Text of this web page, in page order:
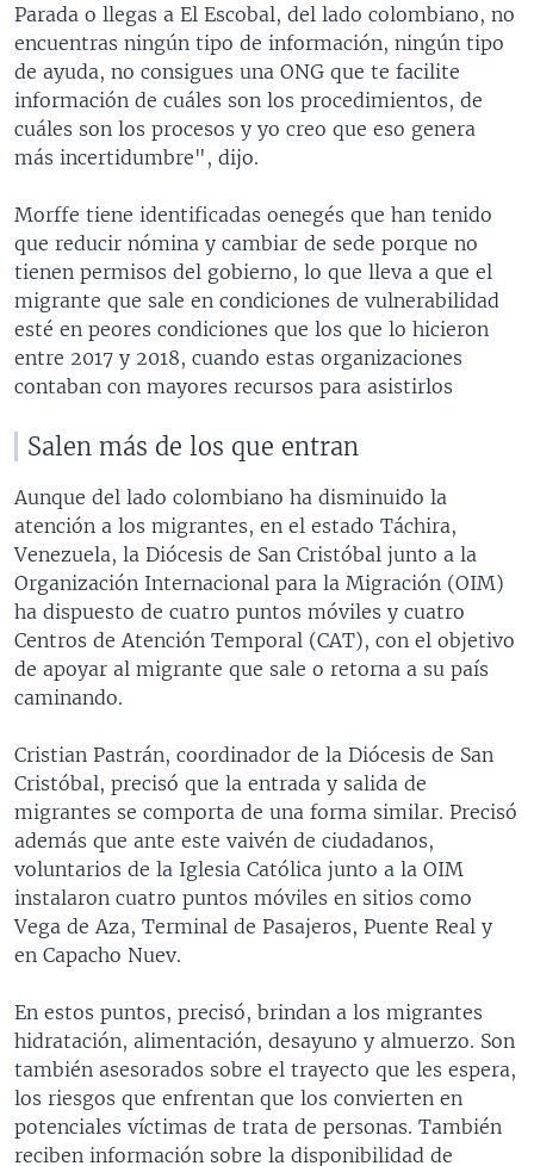
Parada o llegas a El Escobal, del lado colombiano, no
encuentras ningún tipo de información, ningún tipo
de ayuda, no consigues una ONG que te facilite
información de cuáles son los procedimientos, de
cuáles son los procesos y yo creo que eso genera
más incertidumbre", dijo.
Morffe tiene identificadas oenegés que han tenido
que reducir nómina y cambiar de sede porque no
tienen permisos del gobierno, lo que lleva a que el
migrante que sale en condiciones de vulnerabilidad
esté en peores condiciones que los que lo hicieron
entre 2017 y 2018, cuando estas organizaciones
contaban con mayores recursos para asistirlos
Salen más de los que entran
Aunque del lado colombiano ha disminuido la
atención a los migrantes, en el estado Táchira,
Venezuela, la Diócesis de San Cristóbal junto a la
Organización Internacional para la Migración (OIM)
ha dispuesto de cuatro puntos móviles y cuatro
Centros de Atención Temporal (CAT), con el objetivo
de apoyar al migrante que sale o retorna a su país
caminando.
Cristian Pastrán, coordinador de la Diócesis de San
Cristóbal, precisó que la entrada y salida de
migrantes se comporta de una forma similar. Precisó
además que ante este vaivén de ciudadanos,
voluntarios de la Iglesia Católica junto a la OIM
instalaron cuatro puntos móviles en sitios como
Vega de Aza, Terminal de Pasajeros, Puente Real y
en Capacho Nuev.
En estos puntos, precisó, brindan a los migrantes
hidratación, alimentación, desayuno y almuerzo. Son
también asesorados sobre el trayecto que les espera,
los riesgos que enfrentan que los convierten en
potenciales víctimas de trata de personas. También
reciben información sobre la disponibilidad de